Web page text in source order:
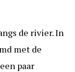
de rivier. In
met de
paar